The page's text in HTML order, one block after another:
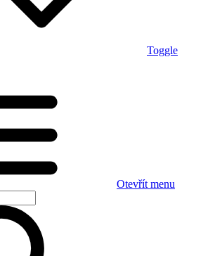
Toggle
Otevřít menu